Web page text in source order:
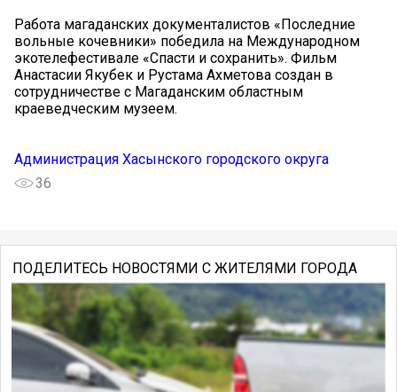
Работа магаданских документалистов «Последние
вольные кочевники» победила на Международном
экотелефестивале «Спасти и сохранить». Фильм
Анастасии Якубек и Рустама Ахметова создан в
сотрудничестве с Магаданским областным
краеведческим музеем.
Администрация Хасынского городского округа
36
ПОДЕЛИТЕСЬ НОВОСТЯМИ С ЖИТЕЛЯМИ ГОРОДА